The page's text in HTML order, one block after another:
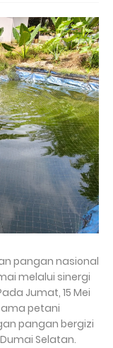
pangan nasional
melalui sinergi
Jumat, 15 Mei
petani
pangan bergizi
Selatan.